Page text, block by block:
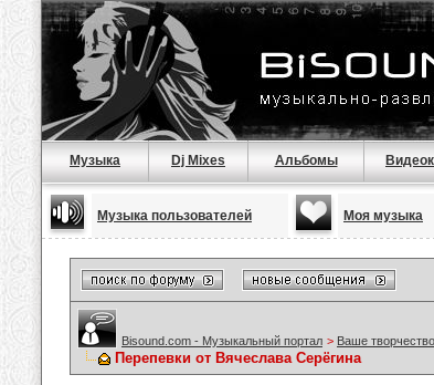
Музыка Dj Mixes Альбомы
Музыка пользователей Моя музыка
Bisound.com - Музыкальный портал > Ваше творчество
Перепевки от Вячеслава Серёгина